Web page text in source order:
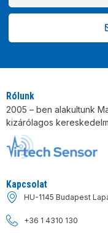
Rólunk
2005 – ben alakultunk
kizárólagos
Kapcsolat
HU-1145 Budapest
+36 1 4310 130